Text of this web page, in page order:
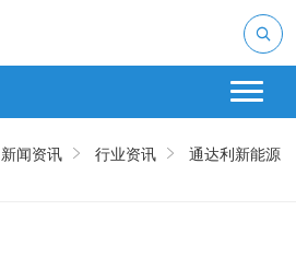
新闻资讯 行业资讯
通达利新能源